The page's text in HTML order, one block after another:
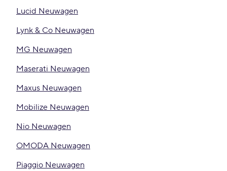
Lucid Neuwagen
Lynk & Co Neuwagen
MG Neuwagen
Maserati Neuwagen
Maxus Neuwagen
Mobilize Neuwagen
Nio Neuwagen
OMODA Neuwagen
Piaggio Neuwagen